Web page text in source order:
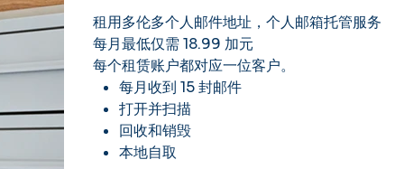
租用多伦多个人邮件地址，个人邮箱托管服务
每月最低仅需 18.99 加元
每个租赁账户都对应一位客户。
每月收到 15 封邮件
打开并扫描
回收和销毁
本地自取